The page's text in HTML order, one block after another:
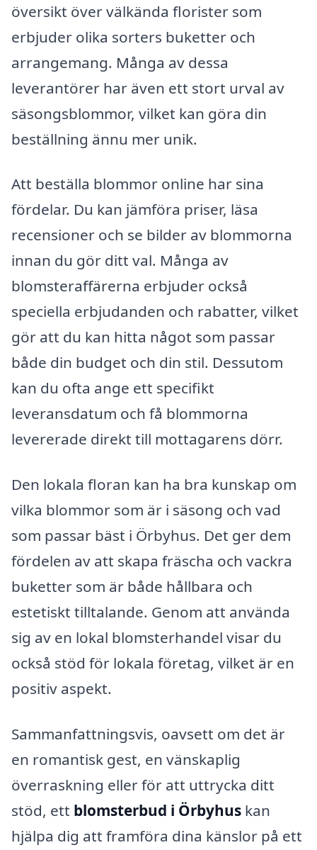
översikt över välkända florister som
erbjuder olika sorters buketter och
arrangemang. Många av dessa
leverantörer har även ett stort urval av
säsongsblommor, vilket kan göra din
beställning ännu mer unik.
Att beställa blommor online har sina
fördelar. Du kan jämföra priser, läsa
recensioner och se bilder av blommorna
innan du gör ditt val. Många av
blomsteraffärerna erbjuder också
speciella erbjudanden och rabatter, vilket
gör att du kan hitta något som passar
både din budget och din stil. Dessutom
kan du ofta ange ett specifikt
leveransdatum och få blommorna
levererade direkt till mottagarens dörr.
Den lokala floran kan ha bra kunskap om
vilka blommor som är i säsong och vad
som passar bäst i Örbyhus. Det ger dem
fördelen av att skapa fräscha och vackra
buketter som är både hållbara och
estetiskt tilltalande. Genom att använda
sig av en lokal blomsterhandel visar du
också stöd för lokala företag, vilket är en
positiv aspekt.
Sammanfattningsvis, oavsett om det är
en romantisk gest, en vänskaplig
överraskning eller för att uttrycka ditt
stöd, ett blomsterbud i Örbyhus kan
hjälpa dig att framföra dina känslor på ett